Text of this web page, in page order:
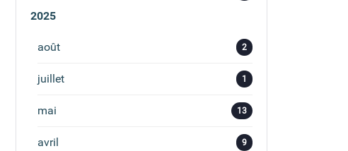
2025
août 2
juillet 1
mai 13
avril 9